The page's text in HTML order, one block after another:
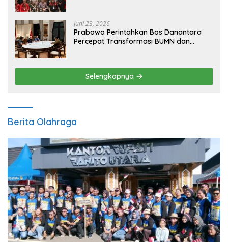
Juni 23, 2026
Prabowo Perintahkan Bos Danantara
Percepat Transformasi BUMN dan
Selengkapnya
Berita Olahraga